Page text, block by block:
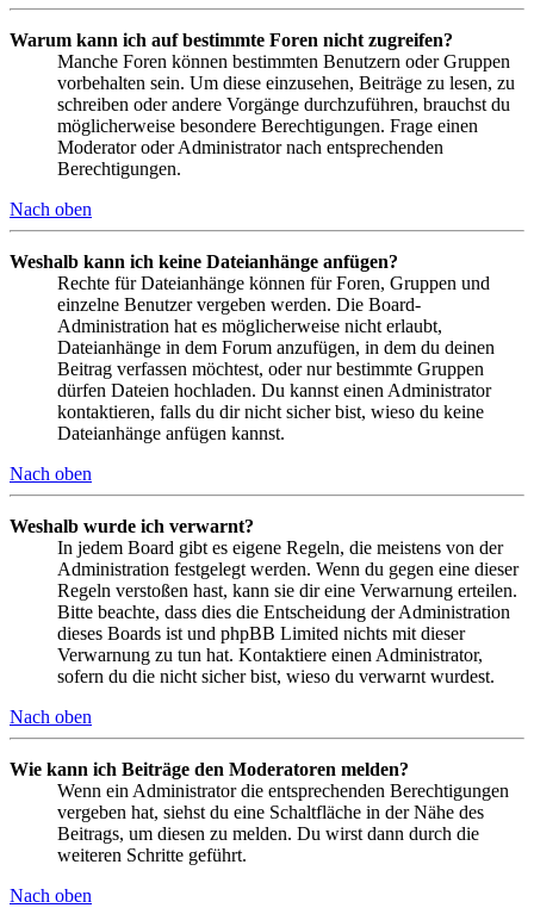
Warum kann ich auf bestimmte Foren nicht zugreifen?
Manche Foren können bestimmten Benutzern oder Gruppen
vorbehalten sein. Um diese einzusehen, Beiträge zu lesen, zu
schreiben oder andere Vorgänge durchzuführen, brauchst du
möglicherweise besondere Berechtigungen. Frage einen
Moderator oder Administrator nach entsprechenden
Berechtigungen.
Nach oben
Weshalb kann ich keine Dateianhänge anfügen?
Rechte für Dateianhänge können für Foren, Gruppen und
einzelne Benutzer vergeben werden. Die Board-
Administration hat es möglicherweise nicht erlaubt,
Dateianhänge in dem Forum anzufügen, in dem du deinen
Beitrag verfassen möchtest, oder nur bestimmte Gruppen
dürfen Dateien hochladen. Du kannst einen Administrator
kontaktieren, falls du dir nicht sicher bist, wieso du keine
Dateianhänge anfügen kannst.
Nach oben
Weshalb wurde ich verwarnt?
In jedem Board gibt es eigene Regeln, die meistens von der
Administration festgelegt werden. Wenn du gegen eine dieser
Regeln verstoßen hast, kann sie dir eine Verwarnung erteilen.
Bitte beachte, dass dies die Entscheidung der Administration
dieses Boards ist und phpBB Limited nichts mit dieser
Verwarnung zu tun hat. Kontaktiere einen Administrator,
sofern du die nicht sicher bist, wieso du verwarnt wurdest.
Nach oben
Wie kann ich Beiträge den Moderatoren melden?
Wenn ein Administrator die entsprechenden Berechtigungen
vergeben hat, siehst du eine Schaltfläche in der Nähe des
Beitrags, um diesen zu melden. Du wirst dann durch die
weiteren Schritte geführt.
Nach oben